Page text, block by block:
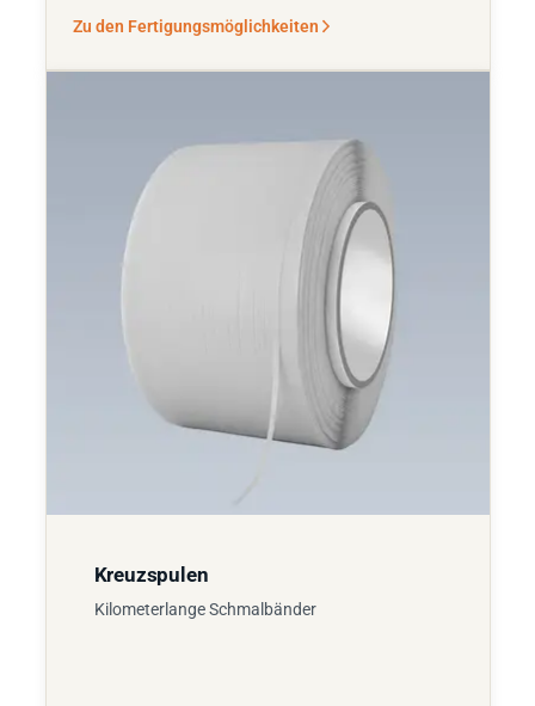
Zu den Fertigungsmöglichkeiten
Kreuzspulen
Kilometerlange Schmalbänder